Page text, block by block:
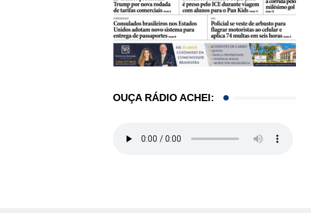
OUÇA RÁDIO ACHEI: